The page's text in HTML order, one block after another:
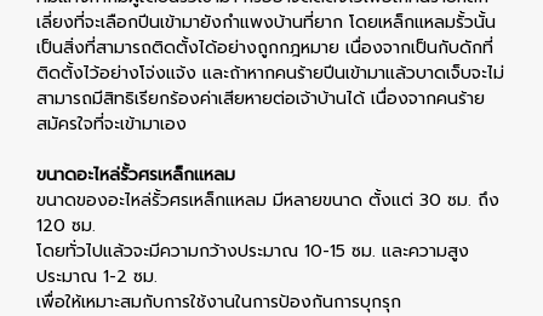
เลี่ยงที่จะเลือกปีนเข้ามายังกำแพงบ้านที่ยาก โดยเหล็กแหลมรั้วนั้น
เป็นสิ่งที่สามารถติดตั้งได้อย่างถูกกฎหมาย เนื่องจากเป็นกับดักที่
ติดตั้งไว้อย่างโจ่งแจ้ง และถ้าหากคนร้ายปีนเข้ามาแล้วบาดเจ็บจะไม่
สามารถมีสิทธิเรียกร้องค่าเสียหายต่อเจ้าบ้านได้ เนื่องจากคนร้าย
สมัครใจที่จะเข้ามาเอง
ขนาดอะไหล่รั้วศรเหล็กแหลม
ขนาดของอะไหล่รั้วศรเหล็กแหลม มีหลายขนาด ตั้งแต่ 30 ซม. ถึง
120 ซม.
โดยทั่วไปแล้วจะมีความกว้างประมาณ 10-15 ซม. และความสูง
ประมาณ 1-2 ซม.
เพื่อให้เหมาะสมกับการใช้งานในการป้องกันการบุกรุก